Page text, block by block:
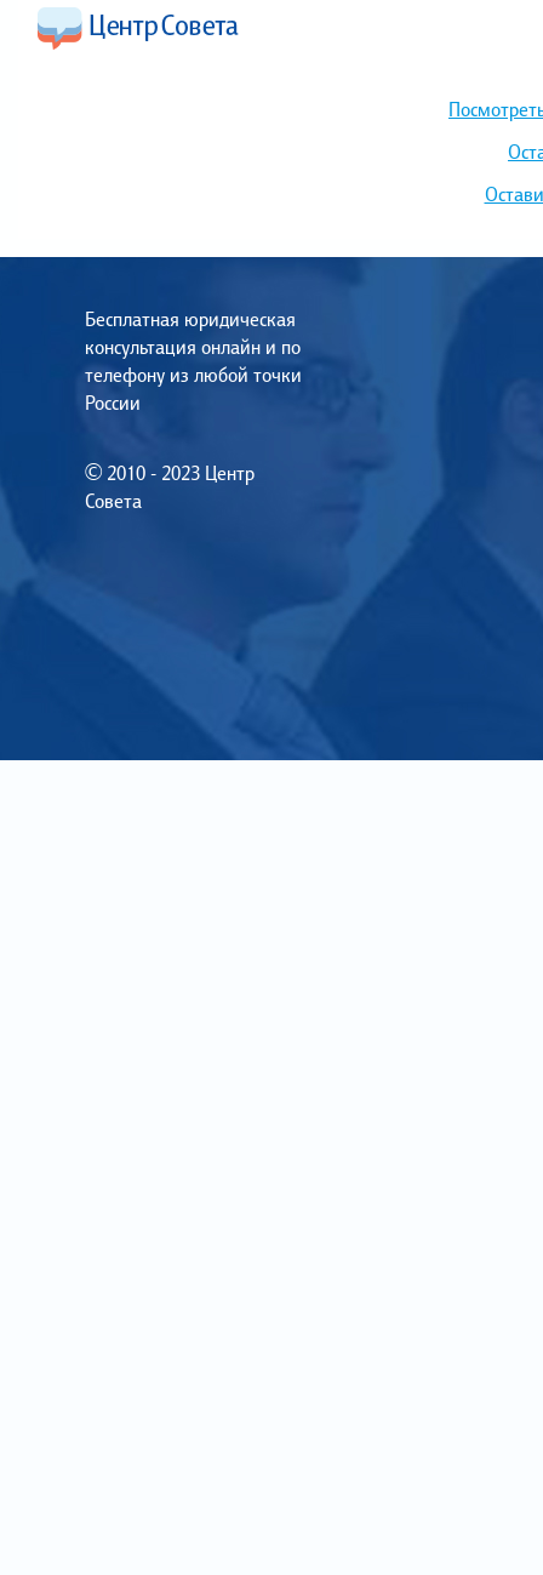
Бесплатная юридическая
консультация онлайн и по
телефону из любой точки
России
© 2010 - 2023 Центр
Совета